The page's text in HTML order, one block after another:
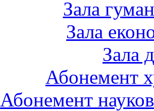
Зала
Зала
Зала
Абонемент
Абонемент